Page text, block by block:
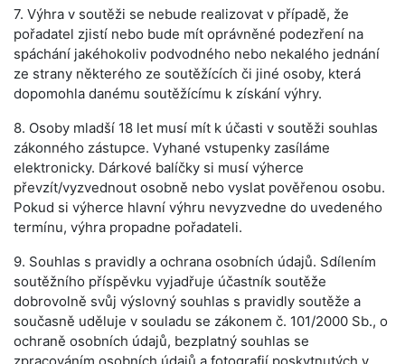
7. Výhra v soutěži se nebude realizovat v případě, že
pořadatel zjistí nebo bude mít oprávněné podezření na
spáchání jakéhokoliv podvodného nebo nekalého jednání
ze strany některého ze soutěžících či jiné osoby, která
dopomohla danému soutěžícímu k získání výhry.
8. Osoby mladší 18 let musí mít k účasti v soutěži souhlas
zákonného zástupce. Vyhané vstupenky zasíláme
elektronicky. Dárkové balíčky si musí výherce
převzít/vyzvednout osobně nebo vyslat pověřenou osobu.
Pokud si výherce hlavní výhru nevyzvedne do uvedeného
termínu, výhra propadne pořadateli.
9. Souhlas s pravidly a ochrana osobních údajů. Sdílením
soutěžního příspěvku vyjadřuje účastník soutěže
dobrovolně svůj výslovný souhlas s pravidly soutěže a
současně uděluje v souladu se zákonem č. 101/2000 Sb., o
ochraně osobních údajů, bezplatný souhlas se